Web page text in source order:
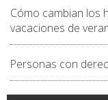
Cómo cambian los
vacaciones de
Personas con